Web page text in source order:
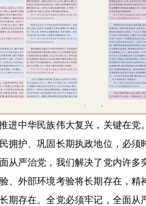
进中华民族伟大复兴，关键在党
拥护、巩固长期执政地位，必须
从严治党，我们解决了党内许多
、外部环境考验将长期存在，精
期存在。全党必须牢记，全面从